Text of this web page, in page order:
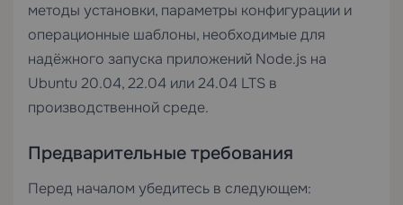
методы установки, параметры конфигурации и
операционные шаблоны, необходимые для
надёжного запуска приложений Node.js на
Ubuntu 20.04, 22.04 или 24.04 LTS в
производственной среде.
Предварительные требования
Перед началом убедитесь в следующем: